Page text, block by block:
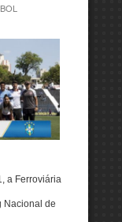
a Ferroviária
Nacional de